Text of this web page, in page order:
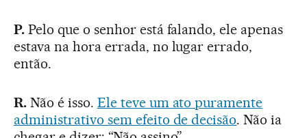
P. Pelo que o senhor está falando, ele apenas
estava na hora errada, no lugar errado,
então.
R.Não é isso. Ele teve um ato puramente
administrativo sem efeito de decisão. Não ia